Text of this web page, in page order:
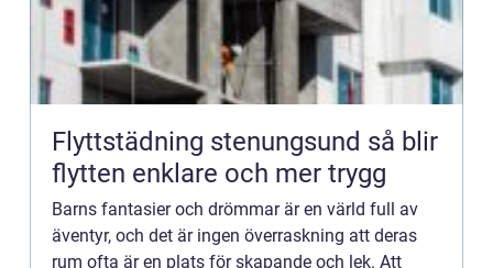
Flyttstädning stenungsund så blir
flytten enklare och mer trygg
Barns fantasier och drömmar är en värld full av
äventyr, och det är ingen överraskning att deras
rum ofta är en plats för skapande och lek. Att